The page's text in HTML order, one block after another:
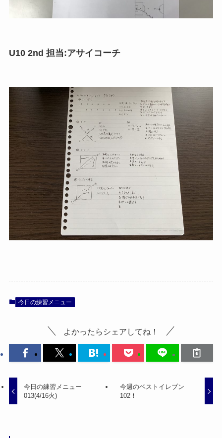
U10 2nd 担当:アサイコーチ
今日の練習メニュー
よかったらシェアしてね！
今日の練習メニュー
013(4/16火)
今週のベストイレブン
102！